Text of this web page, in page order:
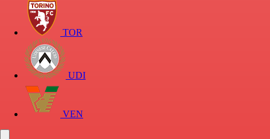
TOR
UDI
VEN